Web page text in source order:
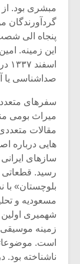
مبشری بود. از
گردآورندگان
پنجاه الی
این زمینه.
صداشناسی یا
سفرهای
میراث بومی
مقالات
هایی درباره
سازهای
رسید.
بلوچستان» با
مسعودیه و
شهمیری
زمینه
است.